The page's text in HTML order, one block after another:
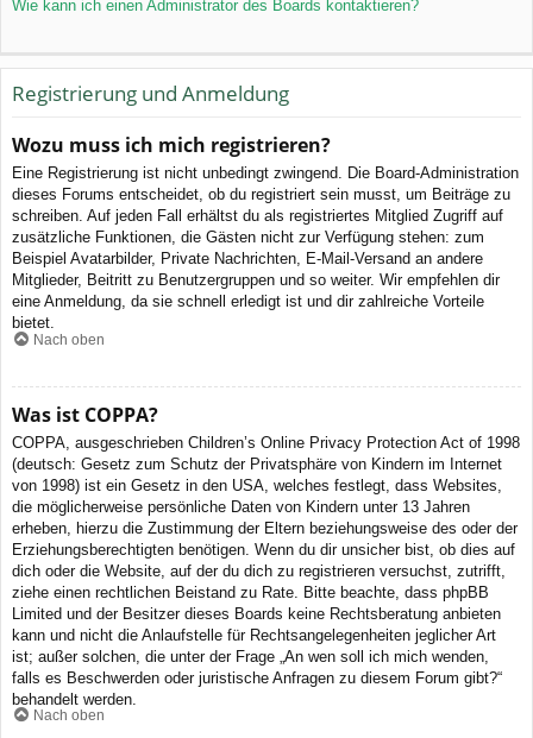
Wie kann ich einen Administrator des Boards kontaktieren?
Registrierung und Anmeldung
Wozu muss ich mich registrieren?
Eine Registrierung ist nicht unbedingt zwingend. Die Board-Administration
dieses Forums entscheidet, ob du registriert sein musst, um Beiträge zu
schreiben. Auf jeden Fall erhältst du als registriertes Mitglied Zugriff auf
zusätzliche Funktionen, die Gästen nicht zur Verfügung stehen: zum
Beispiel Avatarbilder, Private Nachrichten, E-Mail-Versand an andere
Mitglieder, Beitritt zu Benutzergruppen und so weiter. Wir empfehlen dir
eine Anmeldung, da sie schnell erledigt ist und dir zahlreiche Vorteile
bietet.
Nach oben
Was ist COPPA?
COPPA, ausgeschrieben Children’s Online Privacy Protection Act of 1998
(deutsch: Gesetz zum Schutz der Privatsphäre von Kindern im Internet
von 1998) ist ein Gesetz in den USA, welches festlegt, dass Websites,
die möglicherweise persönliche Daten von Kindern unter 13 Jahren
erheben, hierzu die Zustimmung der Eltern beziehungsweise des oder der
Erziehungsberechtigten benötigen. Wenn du dir unsicher bist, ob dies auf
dich oder die Website, auf der du dich zu registrieren versuchst, zutrifft,
ziehe einen rechtlichen Beistand zu Rate. Bitte beachte, dass phpBB
Limited und der Besitzer dieses Boards keine Rechtsberatung anbieten
kann und nicht die Anlaufstelle für Rechtsangelegenheiten jeglicher Art
ist; außer solchen, die unter der Frage „An wen soll ich mich wenden,
falls es Beschwerden oder juristische Anfragen zu diesem Forum gibt?“
behandelt werden.
Nach oben